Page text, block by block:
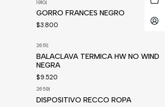
1910|
GORRO FRANCES NEGRO
$3.800
2651|
BALACLAVA TERMICA HW NO WIND
NEGRA
$9.520
2659|
DISPOSITIVO RECCO ROPA